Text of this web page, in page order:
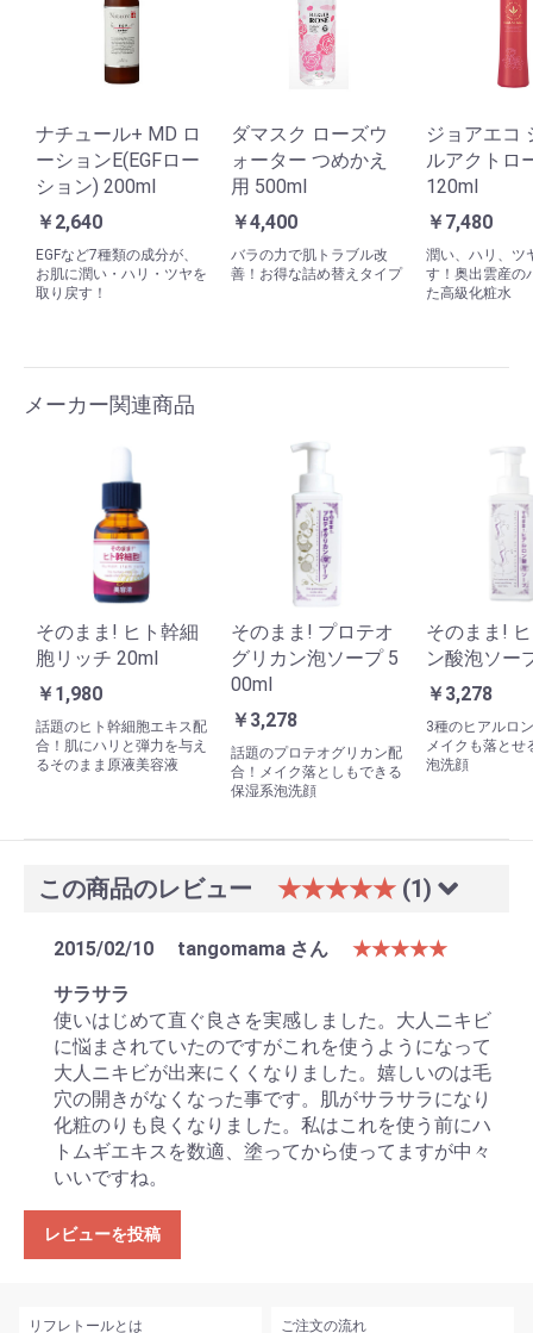
ナチュール+ MD ロ
ーションE(EGFロー
ション) 200ml
￥2,640
EGFなど7種類の成分が、
お肌に潤い・ハリ・ツヤを
取り戻す！
ダマスク ローズウ
ォーター つめかえ
用 500ml
￥4,400
バラの力で肌トラブル改
善！お得な詰め替えタイプ
ジョアエコ
ルアクトロ
120ml
￥7,480
潤い、ハリ、ツ
す！奥出雲産の
た高級化粧水
メーカー関連商品
そのまま! ヒト幹細
胞リッチ 20ml
￥1,980
話題のヒト幹細胞エキス配
合！肌にハリと弾力を与え
るそのまま原液美容液
そのまま! プロテオ
グリカン泡ソープ 5
00ml
￥3,278
話題のプロテオグリカン配
合！メイク落としもできる
保湿系泡洗顔
そのまま!
ン酸泡ソー
￥3,278
3種のヒアルロ
メイクも落とせ
泡洗顔
この商品のレビュー ★★★★★ (1)
2015/02/10 tangomama さん
★★★★★
サラサラ
使いはじめて直ぐ良さを実感しました。大人ニキビ
に悩まされていたのですがこれを使うようになって
大人ニキビが出来にくくなりました。嬉しいのは毛
穴の開きがなくなった事です。肌がサラサラになり
化粧のりも良くなりました。私はこれを使う前にハ
トムギエキスを数適、塗ってから使ってますが中々
いいですね。
レビューを投稿
リフレトールとは ご注文の流れ